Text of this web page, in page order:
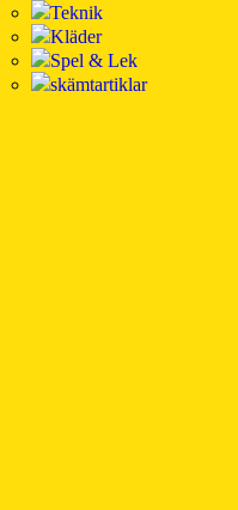
Teknik
Kläder
Spel & Lek
skämtartiklar